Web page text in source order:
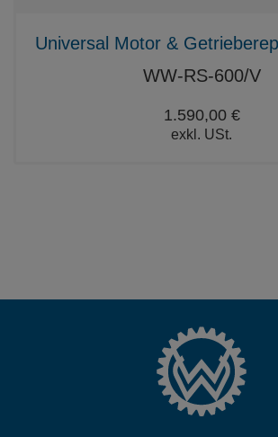
Universal Motor &
WW-RS-600/V
1.590,00 €
exkl. USt.